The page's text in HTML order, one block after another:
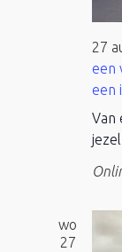
Van
27
een
een
wo
27